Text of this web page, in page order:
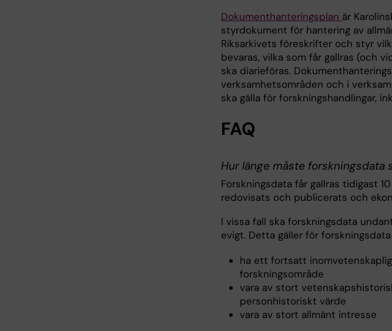
Dokumenthanteringsplan är
styrdokument för hantering av
Riksarkivets föreskrifter och styr
bevaras, vilka som får gallras (och
ska diarieföras.
verksamhetsområden och i
ska gälla för forskningshandlingar,
FAQ
Hur länge måste forskningsdata
Forskningsdata får gallras tidigast
redovisats och publicerats och
I vissa fall ska forskningsdata
evigt. Detta gäller för
ha ett fortsatt
forskningsområde
vara av stort
personhistoriskt värde
vara av stort allmänt intresse